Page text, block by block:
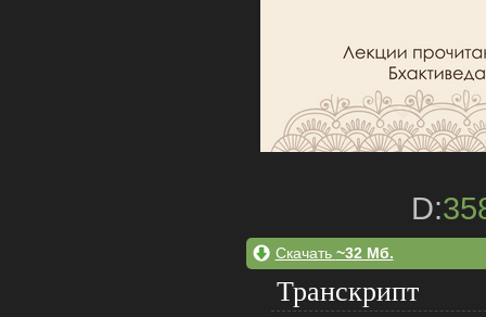
D:
Скачать ~32 Мб.
Транскрипт